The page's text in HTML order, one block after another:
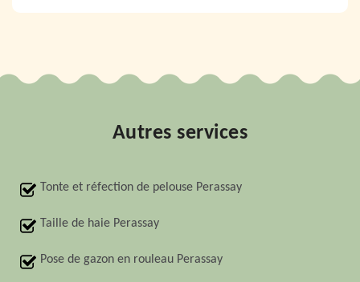
Autres services
Tonte et réfection de pelouse Perassay
Taille de haie Perassay
Pose de gazon en rouleau Perassay